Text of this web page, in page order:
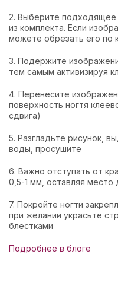
2. Выберите подходящее
из комплекта. Если
можете обрезать его по
3. Подержите
тем самым активизируя
4. Перенесите
поверхность ногтя
сдвига)
5. Разгладьте рисунок,
воды, просушите
6. Важно отступать от
0,5-1 мм, оставляя место
7. Покройте ногти
при желании украсьте
блестками
Подробнее в блоге